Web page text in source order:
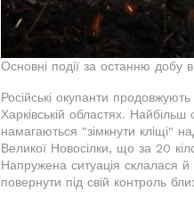
Основні події за останню добу
Російські окупанти
Харківській областях. Найбільш
намагаються "зімкнути кліщі"
Великої Новосілки, що за 20
Напружена ситуація склалася й
повернути під свій контроль